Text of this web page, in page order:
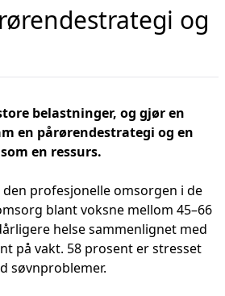
og
belastninger, og gjør en
en pårørendestrategi og en
en ressurs.
profesjonelle omsorgen i de
blant voksne mellom 45–66
helse sammenlignet med
på vakt. 58 prosent er stresset
søvnproblemer.